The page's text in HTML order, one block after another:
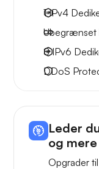
1 IPv4
Ubegrænset
8 IPv6
DDoS
Leder
og
Opgrader